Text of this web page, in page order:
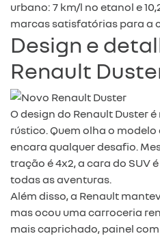
urbano: 7 km/l no etanol e
marcas satisfatórias para a
Design e
Renault
O design do Renault Duster
rústico. Quem olha o modelo
encara qualquer desafio.
tração é 4x2, a cara do SUV
todas as aventuras.
Além disso, a Renault
mas ocou uma carroceria
mais caprichado, painel